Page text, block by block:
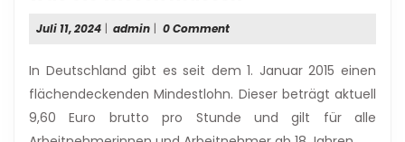
was
Sie
wissen
Juli 11, 2024Juli
| adminadmin
| 0 Comment
In Deutschland gibt es seit dem 1. Januar 2015 einen
flächendeckenden Mindestlohn. Dieser beträgt aktuell
9,60 Euro brutto pro Stunde und gilt für alle